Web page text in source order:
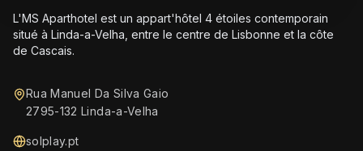
L'MS Aparthotel est un appart'hôtel 4 étoiles contemporain
situé à Linda-a-Velha, entre le centre de Lisbonne et la côte
de Cascais.
Rua Manuel Da Silva Gaio
2795-132 Linda-a-Velha
solplay.pt